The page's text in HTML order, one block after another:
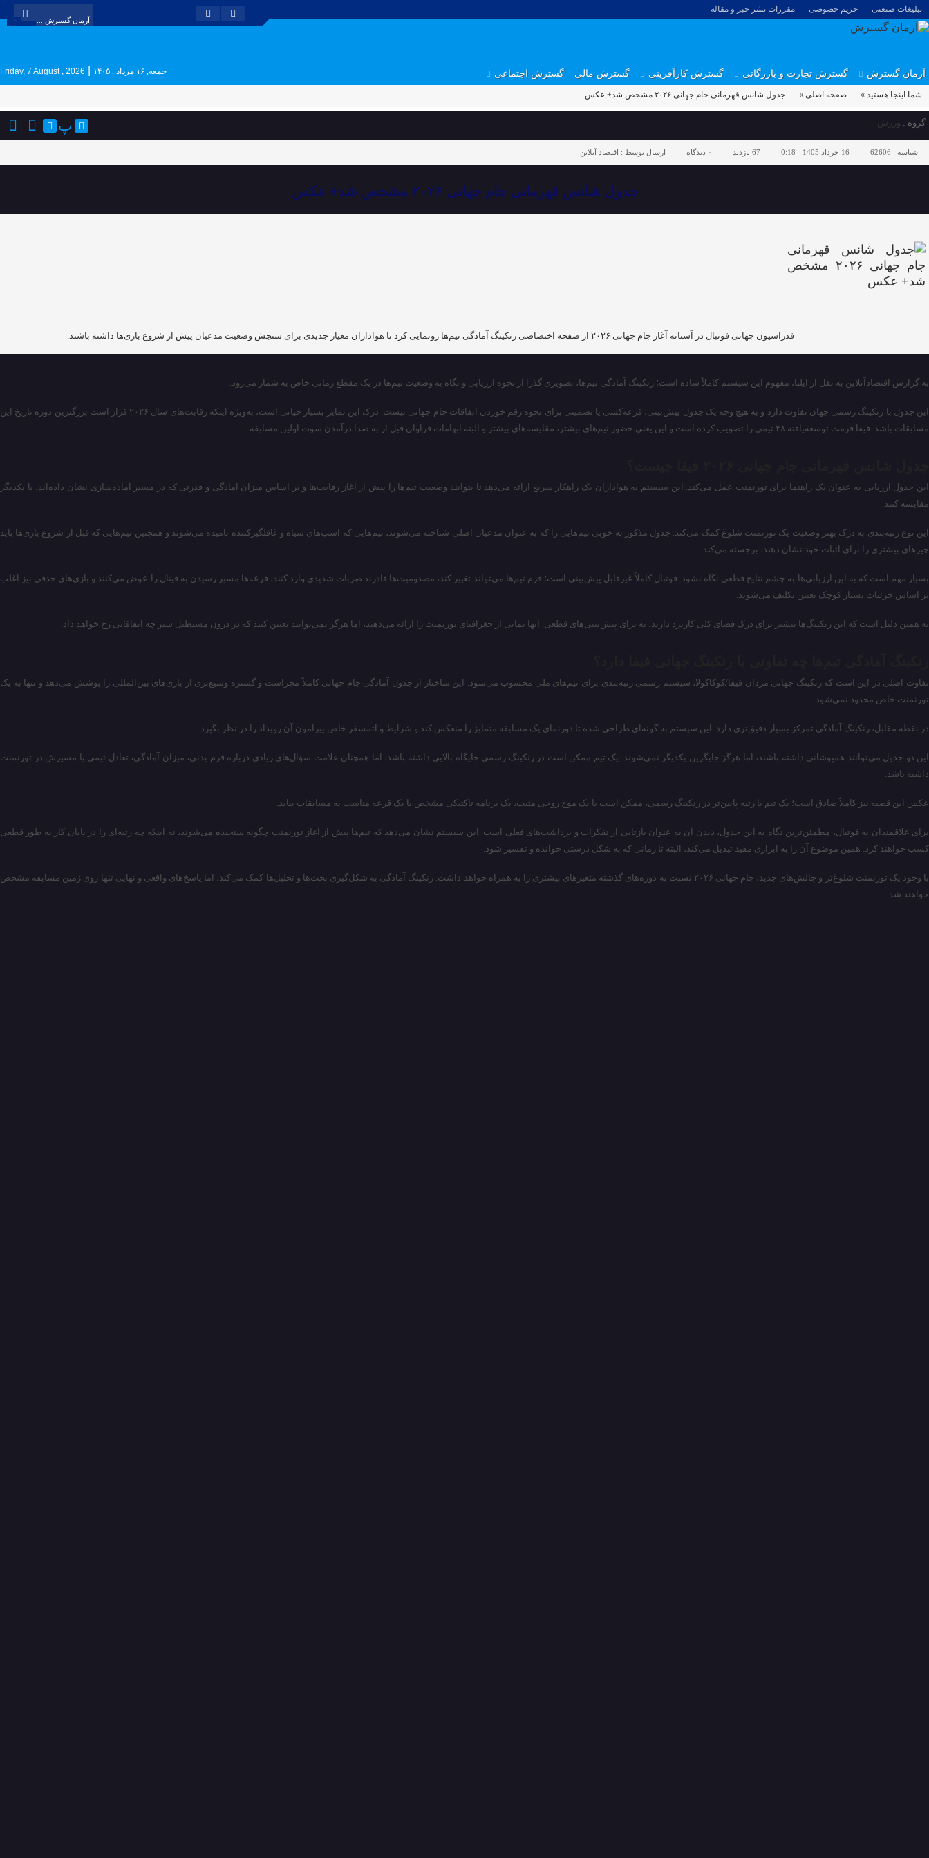
تبلیغات صنعتی حریم خصوصی مقررات نشر خبر و مقاله
آرمان گسترش گسترش تجارت و بازرگانی گسترش کارآفرینی گسترش مالی گسترش اجتماعی جمعه, ۱۶ مرداد , ۱۴۰۵ Friday, 7 August , 2026
شما اینجا هستید » صفحه اصلی » جدول شانس قهرمانی جام جهانی ۲۰۲۶ مشخص شد+ عکس
گروه : ورزش پ
شناسه : 62606 16 خرداد 1405 - 0:18 67 بازدید ۰ دیدگاه ارسال توسط : اقتصاد آنلاین
جدول شانس قهرمانی جام جهانی ۲۰۲۶ مشخص شد+ عکس
فدراسیون جهانی فوتبال در آستانه آغاز جام جهانی ۲۰۲۶ از صفحه اختصاصی رنکینگ آمادگی تیم‌ها رونمایی کرد تا هواداران معیار جدیدی برای سنجش وضعیت مدعیان پیش از شروع بازی‌ها داشته باشند.
به گزارش اقتصادآنلاین به نقل از ایلنا، مفهوم این سیستم کاملاً ساده است؛ رنکینگ آمادگی تیم‌ها، تصویری گذرا از نحوه ارزیابی و نگاه به وضعیت تیم‌ها در یک مقطع زمانی خاص به شمار می‌رود.
این جدول با رنکینگ رسمی جهان تفاوت دارد و به هیچ وجه یک جدول پیش‌بینی، قرعه‌کشی یا تضمینی برای نحوه رقم خوردن اتفاقات جام جهانی نیست. درک این تمایز بسیار حیاتی است، به‌ویژه اینکه رقابت‌های سال ۲۰۲۶ قرار است بزرگترین دوره تاریخ این
مسابقات باشد. فیفا فرمت توسعه‌یافته ۴۸ تیمی را تصویب کرده است و این یعنی حضور تیم‌های بیشتر، مقایسه‌های بیشتر و البته ابهامات فراوان قبل از به صدا درآمدن سوت اولین مسابقه.
این جدول ارزیابی به عنوان یک راهنما برای تورنمنت عمل می‌کند. این سیستم به هواداران یک راهکار سریع ارائه می‌دهد تا بتوانند وضعیت تیم‌ها را پیش از آغاز رقابت‌ها و بر اساس میزان آمادگی و قدرتی که در مسیر آماده‌سازی نشان داده‌اند، با یکدیگر
مقایسه کنند.
این نوع رتبه‌بندی به درک بهتر وضعیت یک تورنمنت شلوغ کمک می‌کند. جدول مذکور به خوبی تیم‌هایی را که به عنوان مدعیان اصلی شناخته می‌شوند، تیم‌هایی که اسب‌های سیاه و غافلگیرکننده نامیده می‌شوند و همچنین تیم‌هایی که قبل از شروع بازی‌ها باید
چیز‌های بیشتری را برای اثبات خود نشان دهند، برجسته می‌کند.
بسیار مهم است که به این ارزیابی‌ها به چشم نتایج قطعی نگاه نشود. فوتبال کاملاً غیرقابل پیش‌بینی است؛ فرم تیم‌ها می‌تواند تغییر کند، مصدومیت‌ها قادرند ضربات شدیدی وارد کنند، قرعه‌ها مسیر رسیدن به فینال را عوض می‌کنند و بازی‌های حذفی نیز اغلب
بر اساس جزئیات بسیار کوچک تعیین تکلیف می‌شوند.
به همین دلیل است که این رنکینگ‌ها بیشتر برای درک فضای کلی کاربرد دارند، نه برای پیش‌بینی‌های قطعی. آنها نمایی از جغرافیای تورنمنت را ارائه می‌دهند، اما هرگز نمی‌توانند تعیین کنند که در درون مستطیل سبز چه اتفاقاتی رخ خواهد داد.
تفاوت اصلی در این است که رنکینگ جهانی مردان فیفا/کوکاکولا، سیستم رسمی رتبه‌بندی برای تیم‌های ملی محسوب می‌شود. این ساختار از جدول آمادگی جام جهانی کاملاً مجزاست و گستره وسیع‌تری از بازی‌های بین‌المللی را پوشش می‌دهد و تنها به یک
تورنمنت خاص محدود نمی‌شود.
در نقطه مقابل، رنکینگ آمادگی تمرکز بسیار دقیق‌تری دارد. این سیستم به گونه‌ای طراحی شده تا دورنمای یک مسابقه متمایز را منعکس کند و شرایط و اتمسفر خاص پیرامون آن رویداد را در نظر بگیرد.
این دو جدول می‌توانند همپوشانی داشته باشند، اما هرگز جایگزین یکدیگر نمی‌شوند. یک تیم ممکن است در رنکینگ رسمی جایگاه بالایی داشته باشد، اما همچنان علامت سؤال‌های زیادی درباره فرم بدنی، میزان آمادگی، تعادل تیمی یا مسیرش در تورنمنت
داشته باشد.
عکس این قضیه نیز کاملاً صادق است؛ یک تیم با رتبه پایین‌تر در رنکینگ رسمی، ممکن است با یک موج روحی مثبت، یک برنامه تاکتیکی مشخص یا یک قرعه مناسب به مسابقات بیاید.
برای علاقمندان به فوتبال، مطمئن‌ترین نگاه به این جدول، دیدن آن به عنوان بازتابی از تفکرات و برداشت‌های فعلی است. این سیستم نشان می‌دهد که تیم‌ها پیش از آغاز تورنمنت چگونه سنجیده می‌شوند، نه اینکه چه رتبه‌ای را در پایان کار به طور قطعی
کسب خواهند کرد. همین موضوع آن را به ابزاری مفید تبدیل می‌کند، البته تا زمانی که به شکل درستی خوانده و تفسیر شود.
با وجود یک تورنمنت شلوغ‌تر و چالش‌های جدید، جام جهانی ۲۰۲۶ نسبت به دوره‌های گذشته متغیر‌های بیشتری را به همراه خواهد داشت. رنکینگ آمادگی به شکل‌گیری بحث‌ها و تحلیل‌ها کمک می‌کند، اما پاسخ‌های واقعی و نهایی تنها روی زمین مسابقه مشخص
خواهند شد.